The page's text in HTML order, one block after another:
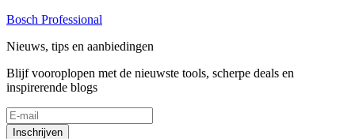
Bosch Professional
Nieuws, tips en aanbiedingen
Blijf vooroplopen met de nieuwste tools, scherpe deals en
inspirerende blogs
Inschrijven